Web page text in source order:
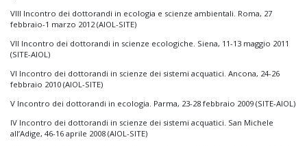
VIII Incontro dei dottorandi in ecologia e scienze ambientali. Roma, 27
febbraio-1 marzo 2012 (AIOL-SITE)
VII Incontro dei dottorandi in scienze ecologiche. Siena, 11-13 maggio 2011
(SITE-AIOL)
VI Incontro dei dottorandi in scienze dei sistemi acquatici. Ancona, 24-26
febbraio 2010 (AIOL-SITE)
V Incontro dei dottorandi in ecologia. Parma, 23-28 febbraio 2009 (SITE-AIOL)
IV Incontro dei dottorandi in scienze dei sistemi acquatici. San Michele
all’Adige, 46-16 aprile 2008 (AIOL-SITE)